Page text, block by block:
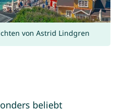
von Astrid Lindgren
beliebt